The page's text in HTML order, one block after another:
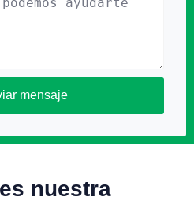
mensaje
nuestra